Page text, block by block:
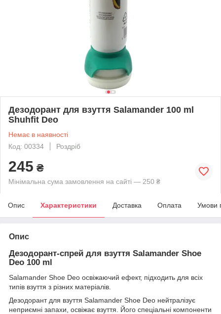
Дезодорант для взуття Salamander 100 ml
Shuhfit Deo
Немає в наявності
Код: 00334
Роздріб
245 ₴
Мінімальна сума замовлення на сайті — 250 ₴
Опис Характеристики Доставка Оплата Умови
Опис
Дезодорант-спрей для взуття Salamander Shoe
Deo 100 ml
Salamander Shoe Deo освіжаючий ефект, підходить для всіх
типів взуття з різних матеріалів.
Дезодорант для взуття Salamander Shoe Deo нейтралізує
неприємні запахи, освіжає взуття. Його спеціальні компоненти